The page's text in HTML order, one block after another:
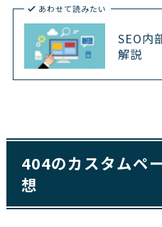
あわせて読みたい
SEO内
解説
404のカスタムペ
想